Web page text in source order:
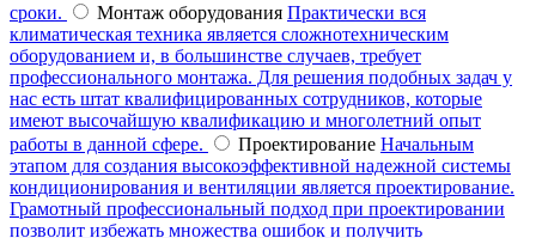
сроки.
Монтаж оборудования Практически вся
климатическая техника является сложнотехническим
оборудованием и, в большинстве случаев, требует
профессионального монтажа. Для решения подобных задач у
нас есть штат квалифицированных сотрудников, которые
имеют высочайшую квалификацию и многолетний опыт
работы в данной сфере.
Проектирование Начальным
этапом для создания высокоэффективной надежной системы
кондиционирования и вентиляции является проектирование.
Грамотный профессиональный подход при проектировании
позволит избежать множества ошибок и получить